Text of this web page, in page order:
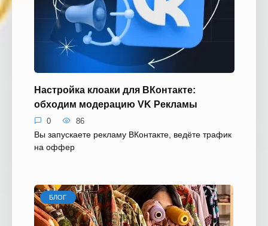
Настройка клоаки для ВКонтакте:
обходим модерацию VK Рекламы
0 86
Вы запускаете рекламу ВКонтакте, ведёте трафик
на оффер
БЛОГ